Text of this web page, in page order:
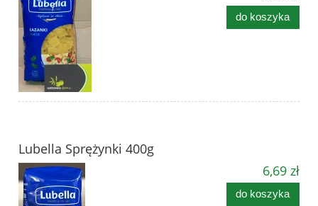
do koszyka
Lubella Sprężynki 400g
6,69 zł
do koszyka